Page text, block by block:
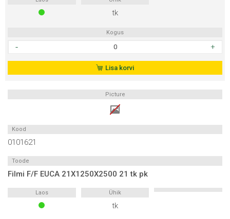
tk
Kogus
18X1250X2500
tk
Lisa korvi
Picture
Kood
0101621
Toode
Filmi F/F EUCA 21X1250X2500 21 tk pk
Laos Ühik
tk